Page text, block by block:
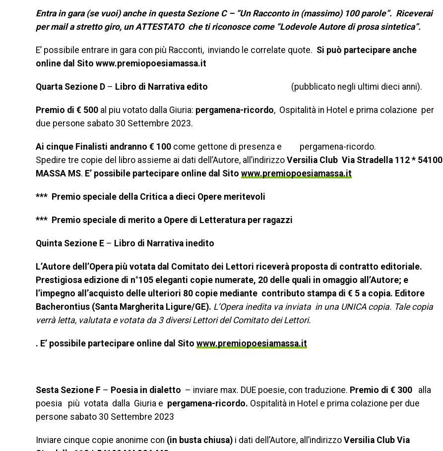
Entra in gara (se vuoi) anche in questa Sezione C – “Un Racconto in (massimo) 100 parole”. Riceverai
per mail a stretto giro, un ATTESTATO che ti riconosce come “Lodevole Autore di prosa sintetica”.
E’ possibile entrare in gara con più Racconti, inviando le correlate quote. Si può partecipare anche
online dal Sito www.premiopoesiamassa.it
Quarta Sezione D – Libro di Narrativa edito (pubblicato negli ultimi dieci anni).
Premio di € 500 al piu votato dalla Giuria: pergamena-ricordo, Ospitalità in Hotel e prima colazione per
due persone sabato 30 Settembre 2023.
Ai cinque Finalisti andranno € 100 come gettone di presenza e pergamena-ricordo.
Spedire tre copie del libro assieme ai dati dell’Autore, all’indirizzo Versilia Club Via Stradella 112 * 54100
MASSA MS. E’ possibile partecipare online dal Sito www.premiopoesiamassa.it
*** Premio speciale della Critica a dieci Opere meritevoli
*** Premio speciale di merito a Opere di Letteratura per ragazzi
Quinta Sezione E – Libro di Narrativa inedito
L’Autore dell’Opera più votata dal Comitato dei Lettori riceverà proposta di contratto editoriale.
Prestigiosa edizione di n°105 eleganti copie numerate, 20 delle quali in omaggio all’Autore; e
l’impegno all’acquisto delle ulteriori 80 copie mediante contributo stampa di € 5 a copia. Editore
Bacherontius (Santa Margherita Ligure/GE). L’Opera inedita va inviata in una UNICA copia. Tale copia
verrà letta, valutata e votata da 3 diversi Lettori del Comitato dei Lettori.
. E’ possibile partecipare online dal Sito www.premiopoesiamassa.it
Sesta Sezione F – Poesia in dialetto – inviare max. DUE poesie, con traduzione. Premio di € 300
alla
poesia più votata dalla Giuria e pergamena-ricordo. Ospitalità in Hotel e prima colazione per due
persone sabato 30 Settembre 2023
Inviare cinque copie anonime con (in busta chiusa) i dati dell’Autore, all’indirizzo Versilia Club Via